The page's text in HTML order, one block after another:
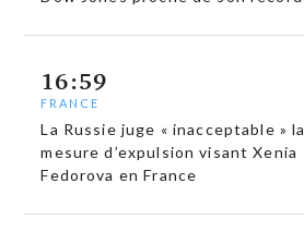
16:59
FRANCE
La Russie juge « inacceptable » la
mesure d’expulsion visant Xenia
Fedorova en France